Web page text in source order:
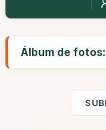
Álbum de